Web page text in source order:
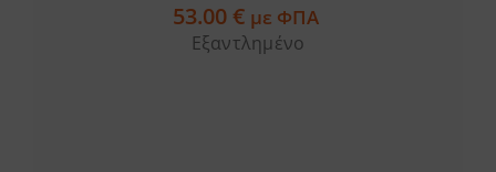
53.00€ με ΦΠΑ
Εξαντλημένο